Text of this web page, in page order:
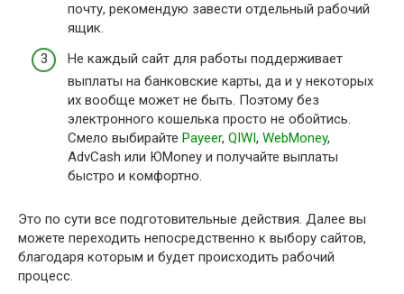
почту, рекомендую завести отдельный рабочий
ящик.
Не каждый сайт для работы поддерживает
выплаты на банковские карты, да и у некоторых
их вообще может не быть. Поэтому без
электронного кошелька просто не обойтись.
Смело выбирайте Payeer, QIWI, WebMoney,
AdvCash или ЮMoney и получайте выплаты
быстро и комфортно.
Это по сути все подготовительные действия. Далее вы
можете переходить непосредственно к выбору сайтов,
благодаря которым и будет происходить рабочий
процесс.